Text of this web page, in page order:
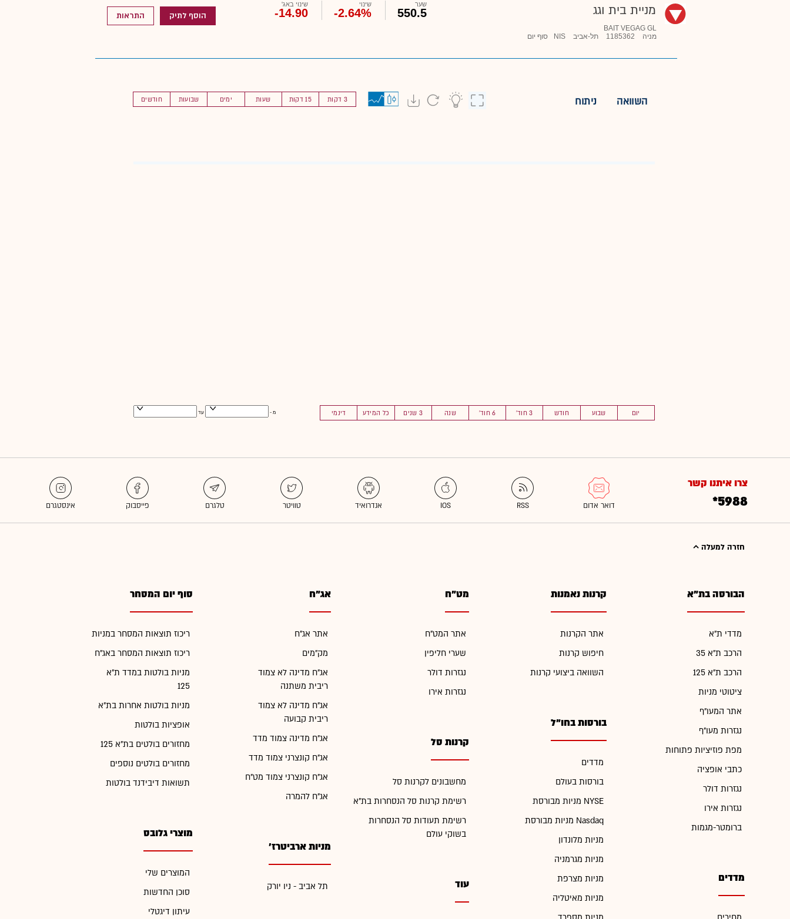
מניית בית וגג
BAIT VEGAG GL
מניה
1185362 תל-אביב NIS סוף יום
שער
550.5
שינוי
-2.64%
שינוי באג'
-14.90 הוסף לתיק התראות
חודשים שבועות ימים שעות 15 דקות 3 דקות השוואה ניתוח
יום שבוע חודש 3 חוד' 6 חוד' שנה 3 שנים כל המידע דינמי מ - עד
צרו איתנו קשר
*5988
חזרה למעלה
הבורסה בת"א
מדדי ת"א
הרכב ת"א 35
הרכב ת"א 125
ציטוטי מניות
אתר המעו"ף
נגזרות מעו"ף
מפת פוזיציות פתוחות
כתבי אופציה
נגזרות דולר
נגזרות אירו
ברומטר-מגמות
מדדים
קרנות נאמנות
אתר הקרנות
חיפוש קרנות
השוואה ביצועי קרנות
בורסות בחו"ל
מדדים
בורסות בעולם
מניות מבורסת NYSE
מניות מבורסת Nasdaq
מניות מלונדון
מניות מגרמניה
מניות מצרפת
מניות מאיטליה
מט"ח
אתר המט"ח
שערי חליפין
נגזרות דולר
נגזרות אירו
קרנות סל
מחשבונים לקרנות סל
רשימת קרנות סל הנסחרות בת"א
רשימת תעודות סל הנסחרות
בשוקי עולם
עוד
אג"ח
אתר אג"ח
מק"מים
אג"ח מדינה לא צמוד
ריבית משתנה
אג"ח מדינה לא צמוד
ריבית קבועה
אג"ח מדינה צמוד מדד
אג"ח קונצרני צמוד מדד
אג"ח קונצרני צמוד מט"ח
אג"ח להמרה
מניות ארביטרז'
תל אביב - ניו יורק
סוף יום המסחר
ריכוז תוצאות המסחר במניות
ריכוז תוצאות המסחר באג"ח
מניות בולטות במדד ת"א
125
מניות בולטות אחרות בת"א
אופציות בולטות
מחזורים בולטים בת"א 125
מחזורים בולטים נוספים
תשואות דיבידנד בולטות
מוצרי גלובס
המוצרים שלי
סוכן החדשות
עיתון דיגטלי